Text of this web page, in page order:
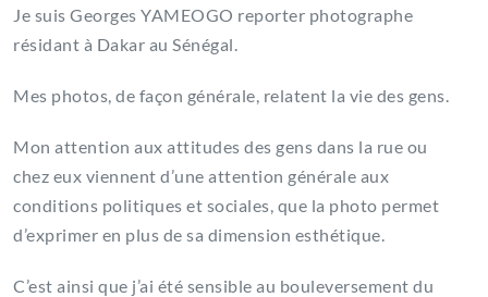
Je suis Georges YAMEOGO reporter photographe
résidant à Dakar au Sénégal.
Mes photos, de façon générale, relatent la vie des gens.
Mon attention aux attitudes des gens dans la rue ou
chez eux viennent d’une attention générale aux
conditions politiques et sociales, que la photo permet
d’exprimer en plus de sa dimension esthétique.
C’est ainsi que j’ai été sensible au bouleversement du